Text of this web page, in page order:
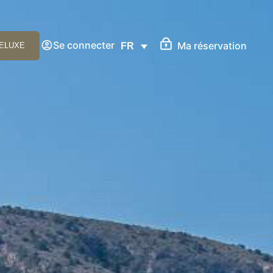
Se connecter FR Ma réservation